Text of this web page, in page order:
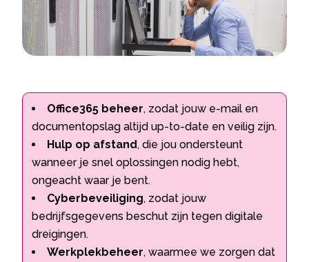
Office365 beheer, zodat jouw e-mail en
documentopslag altijd up-to-date en veilig zijn.​
Hulp op afstand, die jou ondersteunt
wanneer je snel oplossingen nodig hebt,
ongeacht waar je bent.​
Cyberbeveiliging, zodat jouw
bedrijfsgegevens beschut zijn tegen digitale
dreigingen.​
Werkplekbeheer, waarmee we zorgen dat